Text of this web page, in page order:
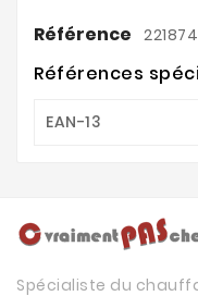
Référence
Références
EAN-13
Spécialiste du